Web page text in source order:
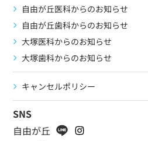
自由が丘医科からのお知らせ
自由が丘歯科からのお知らせ
大塚医科からのお知らせ
大塚歯科からのお知らせ
キャンセルポリシー
SNS
自由が丘